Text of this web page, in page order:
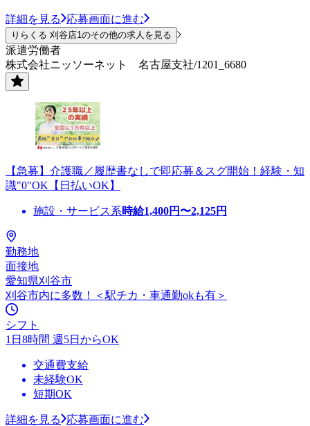
詳細を見る 応募画面に進む
りらくる 刈谷店1のその他の求人を見る
派遣労働者
株式会社ニッソーネット 名古屋支社/1201_6680
【急募】介護職／履歴書なしで即応募＆スグ開始！経験・知
識"0"OK【日払いOK】
施設・サービス系時給1,400円〜2,125円
勤務地
面接地
愛知県刈谷市
刈谷市内に多数！＜駅チカ・車通勤okも有＞
シフト
1日8時間 週5日からOK
交通費支給
未経験OK
短期OK
詳細を見る
応募画面に進む